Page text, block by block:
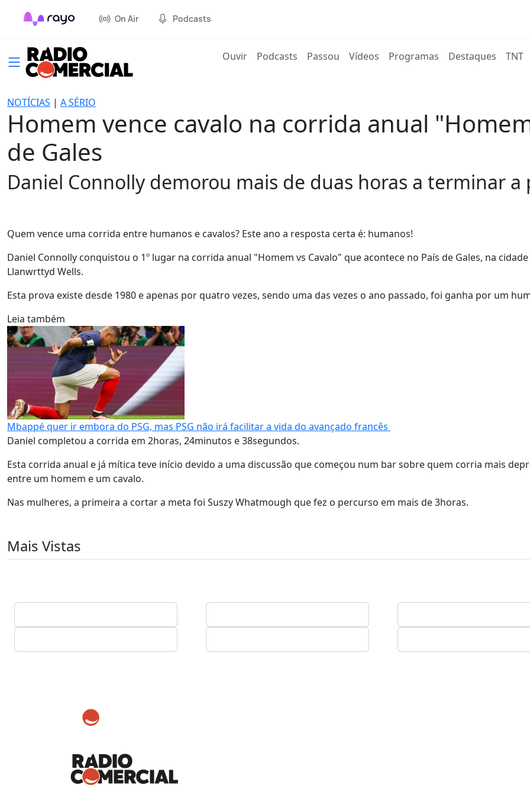
On Air Podcasts
Ouvir(current)
Podcasts Passou Vídeos Programas Destaques TNT
NOTÍCIAS | A SÉRIO
Homem vence cavalo na corrida anual
de Gales
Daniel Connolly demorou mais de duas horas a terminar a
Quem vence uma corrida entre humanos e cavalos? Este ano a resposta certa é: humanos!
Daniel Connolly conquistou o 1º lugar na corrida anual "Homem vs Cavalo" que acontece no País de Gales, na
Llanwrttyd Wells.
Esta prova existe desde 1980 e apenas por quatro vezes, sendo uma das vezes o ano passado, foi ganha por um
Leia também
Mbappé quer ir embora do PSG, mas PSG não irá facilitar a vida do avançado francês
Daniel completou a corrida em 2horas, 24minutos e 38segundos.
Esta corrida anual e já mítica teve início devido a uma discussão que começou num bar sobre quem corria mais
entre um homem e um cavalo.
Nas mulheres, a primeira a cortar a meta foi Suszy Whatmough que fez o percurso em mais de 3horas.
Mais Vistas